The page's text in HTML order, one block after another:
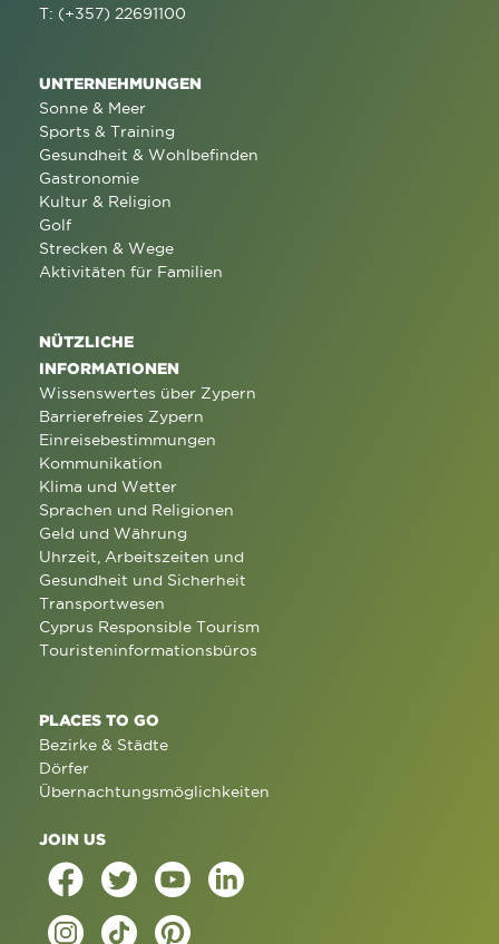
T: (+357) 22691100
UNTERNEHMUNGEN
Sonne & Meer
Sports & Training
Gesundheit & Wohlbefinden
Gastronomie
Kultur & Religion
Golf
Strecken & Wege
Aktivitäten für Familien
NÜTZLICHE
INFORMATIONEN
Wissenswertes über Zypern
Barrierefreies Zypern
Einreisebestimmungen
Kommunikation
Klima und Wetter
Sprachen und Religionen
Geld und Währung
Uhrzeit, Arbeitszeiten und
Gesundheit und Sicherheit
Transportwesen
Cyprus Responsible Tourism
Touristeninformationsbüros
PLACES TO GO
Bezirke & Städte
Dörfer
Übernachtungsmöglichkeiten
JOIN US